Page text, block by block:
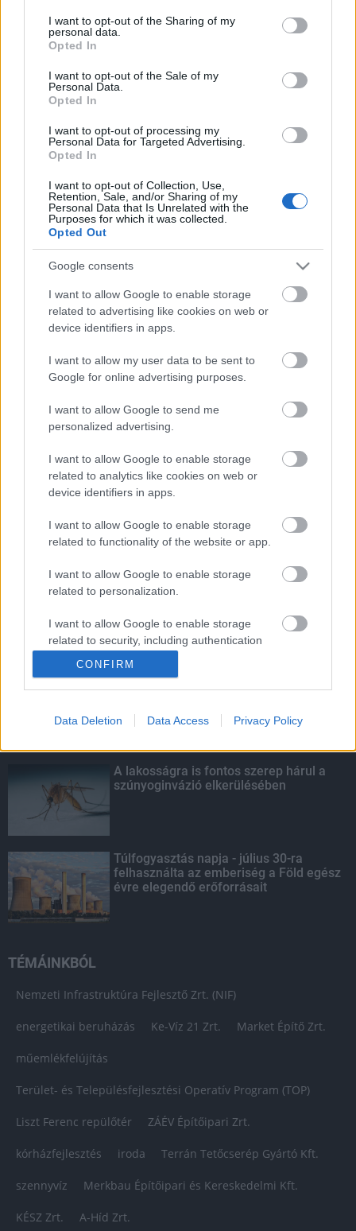
not limited to your visit or usage behaviour. You may click to
grant or deny consent to Google and its third-party tags to
use your data for below specified purposes in below Google
consent section.
I want to opt-out of the Sharing of my
personal data.
Opted In
I want to opt-out of the Sale of my
Personal Data.
Opted In
I want to opt-out of processing my
Personal Data for Targeted Advertising.
Opted In
I want to opt-out of Collection, Use,
Retention, Sale, and/or Sharing of my
Personal Data that Is Unrelated with the
Purposes for which it was collected.
Opted Out
Google consents
I want to allow Google to enable storage
related to advertising like cookies on web or
device identifiers in apps.
I want to allow my user data to be sent to
Google for online advertising purposes.
I want to allow Google to send me
personalized advertising.
I want to allow Google to enable storage
related to analytics like cookies on web or
device identifiers in apps.
I want to allow Google to enable storage
related to functionality of the website or app.
I want to allow Google to enable storage
related to personalization.
I want to allow Google to enable storage
related to security, including authentication
CONFIRM
Data Deletion Data Access Privacy Policy
Egyetlen, fél évszázados vezetéken múlt
Bicske vízellátása
HIRDETÉS
Fontos a postaládákba költöző
széncinegék védelme
Paks II.: Mit jelent az 5. blokk új
mérföldköve a felülvizsgálat
árnyékában?
Amire többmillióan vártunk: szombattól
másodfokúra csökken a riasztás
KIEMELT
Kecskeméten is szakirányú
Egyetem
A lakosságra is fontos szerep hárul a
szúnyoginvázió elkerülésében
Túlfogyasztás napja - július 30-ra
felhasználta az emberiség a Föld egész
évre elegendő erőforrásait
TÉMÁINKBÓL
Nemzeti Infrastruktúra Fejlesztő Zrt. (NIF)
energetikai beruházás Ke-Víz 21 Zrt. Market Építő Zrt.
műemlékfelújítás
Terület- és Településfejlesztési Operatív Program (TOP)
Liszt Ferenc repülőtér ZÁÉV Építőipari Zrt.
kórházfejlesztés iroda Terrán Tetőcserép Gyártó Kft.
szennyvíz Merkbau Építőipari és Kereskedelmi Kft.
KÉSZ Zrt. A-Híd Zrt.